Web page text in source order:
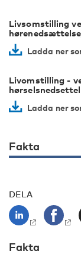
Livsomstilling
Ladda ner
Livomstilling -
Ladda ner
Fakta
DELA
Fakta